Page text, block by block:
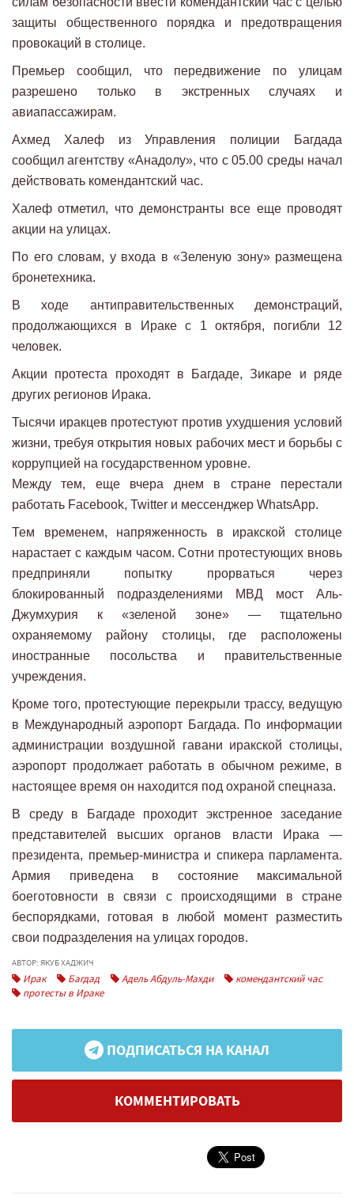
защиты общественного порядка и предотвращения
провокаций в столице.
Премьер сообщил, что передвижение по улицам
разрешено только в экстренных случаях и
авиапассажирам.
Ахмед Халеф из Управления полиции Багдада
сообщил агентству «Анадолу», что с 05.00 среды начал
действовать комендантский час.
Халеф отметил, что демонстранты все еще проводят
акции на улицах.
По его словам, у входа в «Зеленую зону» размещена
бронетехника.
В ходе антиправительственных демонстраций,
продолжающихся в Ираке с 1 октября, погибли 12
человек.
Акции протеста проходят в Багдаде, Зикаре и ряде
других регионов Ирака.
Тысячи иракцев протестуют против ухудшения условий
жизни, требуя открытия новых рабочих мест и борьбы с
коррупцией на государственном уровне.
Между тем, еще вчера днем в стране перестали
работать Facebook, Twitter и мессенджер WhatsApp.
Тем временем, напряженность в иракской столице
нарастает с каждым часом. Сотни протестующих вновь
предприняли попытку прорваться через
блокированный подразделениями МВД мост Аль-
Джумхурия к «зеленой зоне» — тщательно
охраняемому району столицы, где расположены
иностранные посольства и правительственные
учреждения.
Кроме того, протестующие перекрыли трассу, ведущую
в Международный аэропорт Багдада. По информации
администрации воздушной гавани иракской столицы,
аэропорт продолжает работать в обычном режиме, в
настоящее время он находится под охраной спецназа.
В среду в Багдаде проходит экстренное заседание
представителей высших органов власти Ирака —
президента, премьер-министра и спикера парламента.
Армия приведена в состояние максимальной
боеготовности в связи с происходящими в стране
беспорядками, готовая в любой момент разместить
свои подразделения на улицах городов.
АВТОР: ЯКУБ ХАДЖИЧ
Ирак Багдад Адель Абдуль-Махди
комендантский час
протесты в Ираке
ПОДПИСАТЬСЯ НА КАНАЛ
КОММЕНТИРОВАТЬ